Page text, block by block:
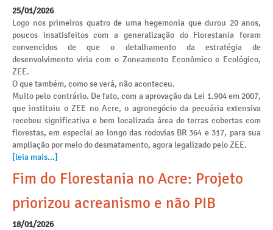
25/01/2026
Logo nos primeiros quatro de uma hegemonia que durou 20 anos,
poucos insatisfeitos com a generalização do Florestania foram
convencidos de que o detalhamento da estratégia de
desenvolvimento viria com o Zoneamento Econômico e Ecológico,
ZEE.
O que também, como se verá, não aconteceu.
Muito pelo contrário. De fato, com a aprovação da Lei 1.904 em 2007,
que instituiu o ZEE no Acre, o agronegócio da pecuária extensiva
recebeu significativa e bem localizada área de terras cobertas com
florestas, em especial ao longo das rodovias BR 364 e 317, para sua
ampliação por meio do desmatamento, agora legalizado pelo ZEE.
[leia mais...]
Fim do Florestania no Acre: Projeto
priorizou acreanismo e não PIB
18/01/2026